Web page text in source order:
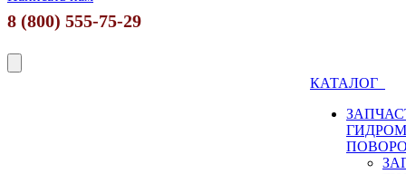
8 (800) 555-75-29
КАТАЛОГ